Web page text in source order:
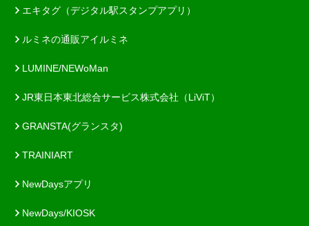
エキタグ（デジタル駅スタンプアプリ）
ルミネの通販アイルミネ
LUMINE/NEWoMan
JR東日本東北総合サービス株式会社（LiViT）
GRANSTA(グランスタ)
TRAINIART
NewDaysアプリ
NewDays/KIOSK